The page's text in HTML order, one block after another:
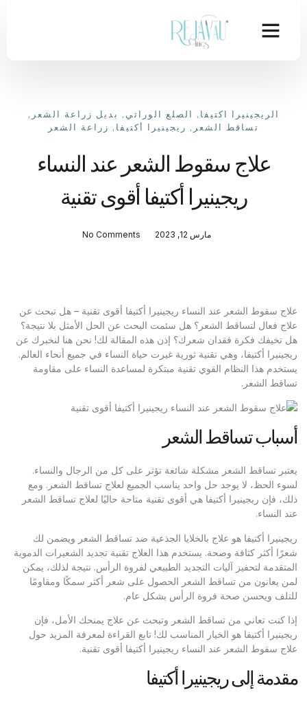
الريجينيرا اكتيفا , الصلع الوراثي , بديل زراعة الشعر ,
تساقط الشعر , ريجينيرا أكتيفا , زراعة الشعر
علاج سقوط الشعر عند النساء
ريجينيرا أكتيفا أقوى تقنية
مارس 12, 2023 No Comments
علاج سقوط الشعر عند النساء ريجينيرا أكتيفا أقوى تقنية – هل تبحث عن
علاج فعال لتساقط الشعر؟ هل سئمت البحث عن الحل الأمثل بلا نتيجة؟
هل تخيفك فكرة فقدان شعرك؟ إذن هذه المقالة لك! نحن هنا لنخبرك عن
ريجينيرا أكتيفا، وهي تقنية ثورية غيرت حياة النساء في جميع أنحاء العالم.
يستخدم هذا النظام القوي تقنية مبتكرة لمساعدة النساء على مقاومة
تساقط الشعر.
أسباب تساقط الشعر
يعتبر تساقط الشعر مشكلة شائعة تؤثر على كل من الرجال والنساء.
لسوء الحظ، لا يوجد حل واحد يناسب الجميع لعلاج تساقط الشعر. ومع
ذلك، فإن ريجينيرا أكتيفا هي أقوى تقنية متاحة حاليًا لعلاج تساقط الشعر
عند النساء.
ريجينيرا أكتيفا هو علاج بالخلايا الجذعية ضد تساقط الشعر ويضمن لك
شعرًا أكثر كثافة وصحة. يستخدم هذا العلاج تقنية تجديد الشعيرات الدموية
المتقدمة لتحفيز آليات التجديد الطبيعي لفروة الرأس. نتيجة لذلك، يمكن
لمن يعانون من تساقط الشعر الحصول على شعر أكثر سمكًا ومقاومًا
للتلف ويحسن صحة فروة الرأس بشكل عام.
إذا كنت تعاني من تساقط الشعر وتبحث عن علاج يمنحك الأمل، فإن
ريجينيرا أكتيفا هو الخيار المناسب لك! تابع القراءة لمعرفة المزيد حول
علاج سقوط الشعر عند النساء ريجينيرا أكتيفا أقوى تقنية.
مقدمة إلى ريجينيرا أكتيفا